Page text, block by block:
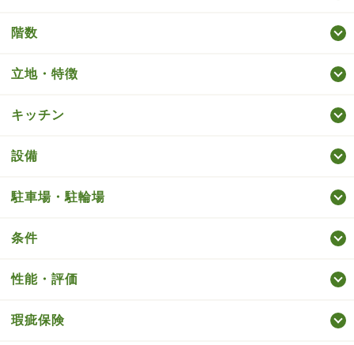
階数
立地・特徴
キッチン
設備
駐車場・駐輪場
条件
性能・評価
瑕疵保険